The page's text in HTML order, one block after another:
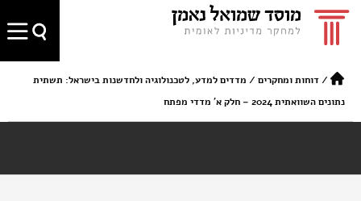
/דוחות ומחקרים / מדדים למדע, לטכנולוגיה ולחדשנות בישראל: תשתית
נתונים השוואתית 2024 – חלק א' מדדי מפתח